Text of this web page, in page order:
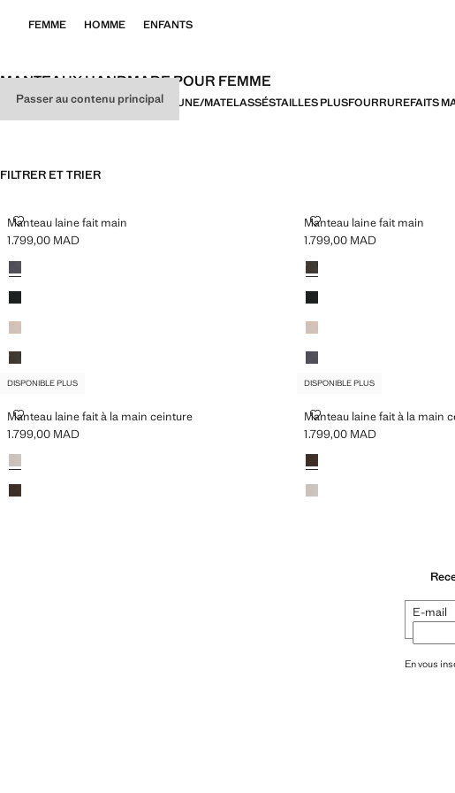
Passer au contenu principal
FEMME HOMME ENFANTS
MANTEAUX HANDMADE POUR FEMME
TOUTMANTEAUTRENCHSDOUDOUNE/MATELASSÉSTAILLES PLUSFOURRUREFAITS
FILTRER ET TRIER
Manteau laine fait main
MANTEAU LAINE FAIT MAIN
Prix actuel [1.799,00 MAD ]
1.799,00 MAD
Couleurs
Manteau laine fait main
MANTEAU LAINE FAIT MAIN
Prix actuel [1.799,00 MAD ]
1.799,00 MAD
Couleurs
DISPONIBLE PLUS
Manteau laine fait à la main ceinture
MANTEAU LAINE FAIT À LA MAIN CEINTURE
Prix actuel [1.799,00 MAD ]
1.799,00 MAD
Couleurs
DISPONIBLE PLUS
Manteau laine fait à la main
MANTEAU LAINE FAIT À
Prix actuel [1.799,00 MAD ]
1.799,00 MAD
Couleurs
E-mail
En vous